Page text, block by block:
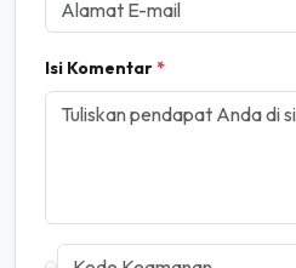
Isi Komentar*